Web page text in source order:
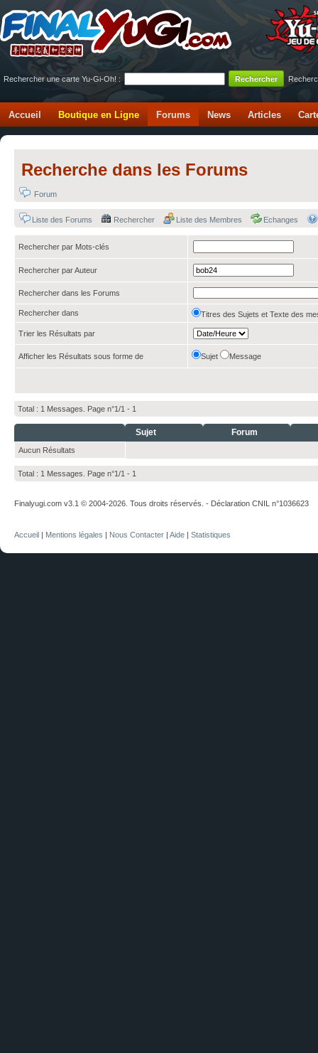
Rechercher une carte Yu-Gi-Oh! :
Accueil Boutique en Ligne Forums News Articles
Recherche dans les Forums
Forum
Liste des Forums Rechercher Liste des Membres Echanges
Rechercher par Mots-clés
Rechercher par Auteur
Rechercher dans les Forums
Rechercher dans Titres des Sujets et Texte des
Trier les Résultats par
Afficher les Résultats sous forme de Sujet Message
Total : 1 Messages. Page n°1/1 - 1
Sujet Forum
Aucun Résultats
Total : 1 Messages. Page n°1/1 - 1
Finalyugi.com v3.1 © 2004-2026. Tous droits réservés. - Déclaration CNIL n°1036623
Accueil | Mentions légales | Nous Contacter | Aide | Statistiques